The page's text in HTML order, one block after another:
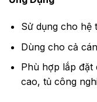
Sử dụng cho hệ
Dùng cho cả
Phù hợp lắp đặt
cao, tủ công